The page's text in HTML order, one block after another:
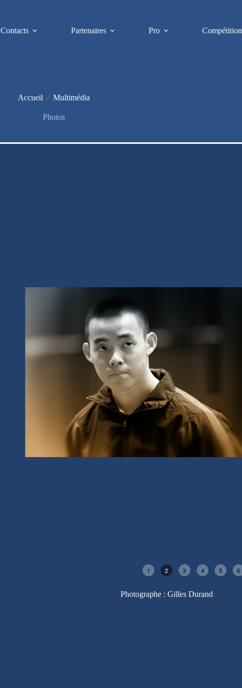
Contacts Partenaires Pro Compétition
Accueil / Multimédia
Photos
1 2 3 4 5 6
Photographe : Gilles Durand